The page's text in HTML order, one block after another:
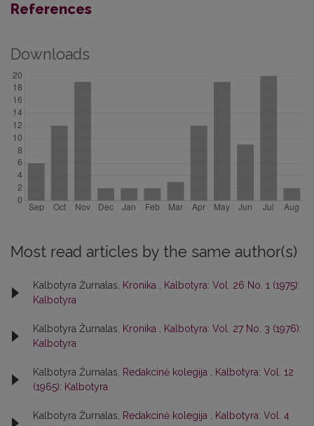
References
Downloads
Most read articles by the same author(s)
Kalbotyra Žurnalas, Kronika
Kalbotyra: Vol. 26 No. 1 (1975):
Kalbotyra
Kalbotyra Žurnalas, Kronika
Kalbotyra: Vol. 27 No. 3 (1976):
Kalbotyra
Kalbotyra Žurnalas, Redakcinė kolegija
Kalbotyra: Vol. 12
(1965): Kalbotyra
Kalbotyra Žurnalas, Redakcinė kolegija
Kalbotyra: Vol. 4